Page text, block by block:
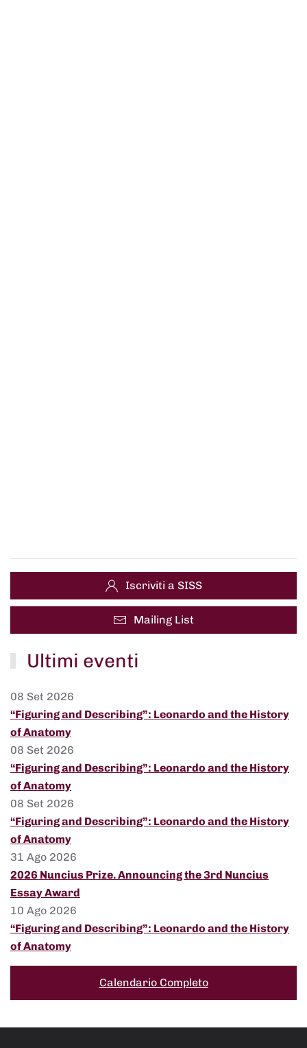
Iscriviti a SISS
Mailing List
Ultimi eventi
08 Set 2026
“Figuring and Describing”: Leonardo and the History
of Anatomy
08 Set 2026
“Figuring and Describing”: Leonardo and the History
of Anatomy
08 Set 2026
“Figuring and Describing”: Leonardo and the History
of Anatomy
31 Ago 2026
2026 Nuncius Prize. Announcing the 3rd Nuncius
Essay Award
10 Ago 2026
“Figuring and Describing”: Leonardo and the History
of Anatomy
Calendario Completo